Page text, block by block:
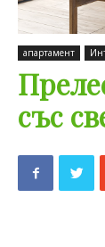
апартамент
със